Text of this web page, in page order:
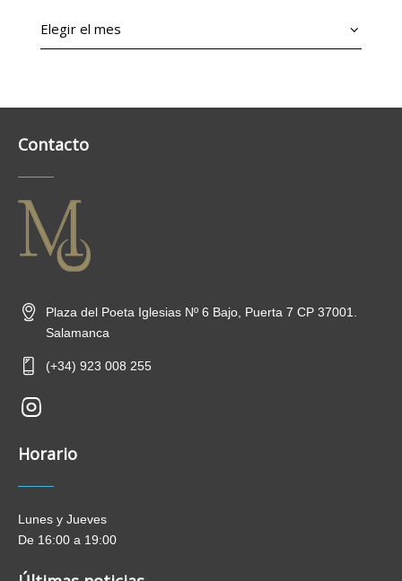
Contacto
Plaza del Poeta Iglesias Nº 6 Bajo, Puerta 7 CP 37001.
Salamanca
(+34) 923 008 255
new-
insta
Horario
Lunes y Jueves
De 16:00 a 19:00